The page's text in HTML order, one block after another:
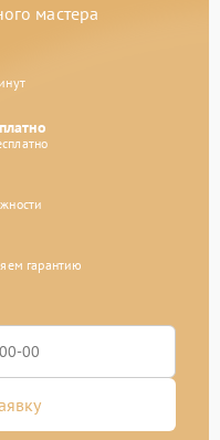
мастера
гарантию